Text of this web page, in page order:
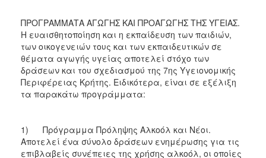
ΠΡΟΓΡΑΜΜΑΤΑ ΑΓΩΓΗΣ ΚΑΙ ΠΡΟΑΓΩΓΗΣ ΤΗΣ ΥΓΕΙΑΣ.
Η ευαισθητοποίηση και η εκπαίδευση των παιδιών,
των οικογενειών τους και των εκπαιδευτικών σε
θέματα αγωγής υγείας αποτελεί στόχο των
δράσεων και του σχεδιασμού της 7ης Υγειονομικής
Περιφέρειας Κρήτης. Ειδικότερα, είναι σε εξέλιξη
τα παρακάτω προγράμματα:
1) Πρόγραμμα Πρόληψης Αλκοόλ και Νέοι.
Αποτελεί ένα σύνολο δράσεων ενημέρωσης για τις
επιβλαβείς συνέπειες της χρήσης αλκοόλ, οι οποίες